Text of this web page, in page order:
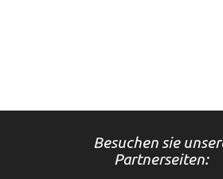
Besuchen sie
Partnerseiten: